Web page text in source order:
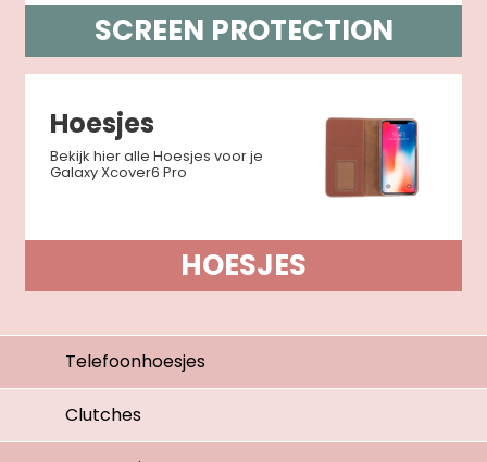
SCREEN PROTECTION
Hoesjes
Bekijk hier alle Hoesjes voor je
Galaxy Xcover6 Pro
HOESJES
Telefoonhoesjes
Clutches